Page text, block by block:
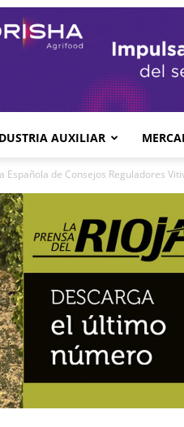
AUXILIAR
Española de Consejos Reguladores